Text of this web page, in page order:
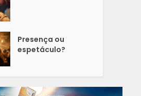
Presença ou
espetáculo?